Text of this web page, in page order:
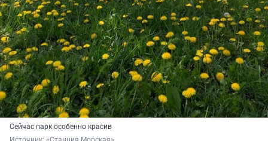
Сейчас парк особенно красив